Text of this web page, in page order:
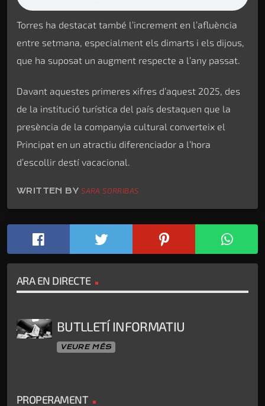
Torres ha destacat també l’increment en l’afluència
entre setmana, especialment els dimarts i els dijous,
que ha suposat un augment respecte a l’any passat.
Davant aquestes primeres xifres d’aquest 2025, des
de la institució turística del país destaquen que la
presència de la companyia cultural converteix el
Principat en un atractiu diferenciador a l’hora
d’escollir destí vacacional.
WRITTEN BYSARA SORRIBAS
ARA EN DIRECTE
BUTLLETÍ INFORMATIU
VEURE MÉS
PROPERAMENT